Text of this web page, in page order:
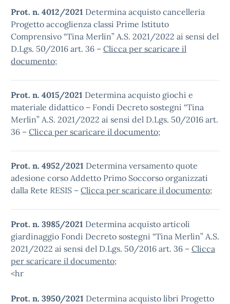
Prot. n. 4012/2021 Determina acquisto cancelleria
Progetto accoglienza classi Prime Istituto
Comprensivo “Tina Merlin” A.S. 2021/2022 ai sensi del
D.Lgs. 50/2016 art. 36 – Clicca per scaricare il
documento;
Prot. n. 4015/2021 Determina acquisto giochi e
materiale didattico – Fondi Decreto sostegni “Tina
Merlin” A.S. 2021/2022 ai sensi del D.Lgs. 50/2016 art.
36 – Clicca per scaricare il documento;
Prot. n. 4952/2021 Determina versamento quote
adesione corso Addetto Primo Soccorso organizzati
dalla Rete RESIS – Clicca per scaricare il documento;
Prot. n. 3985/2021 Determina acquisto articoli
giardinaggio Fondi Decreto sostegni “Tina Merlin” A.S.
2021/2022 ai sensi del D.Lgs. 50/2016 art. 36 – Clicca
per scaricare il documento;
<hr
Prot. n. 3950/2021 Determina acquisto libri Progetto